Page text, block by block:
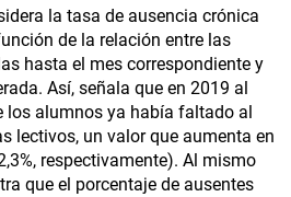
la tasa de ausencia crónica
de la relación entre las
hasta el mes correspondiente y
Así, señala que en 2019 al
los alumnos ya había faltado al
lectivos, un valor que aumenta en
respectivamente). Al mismo
que el porcentaje de ausentes